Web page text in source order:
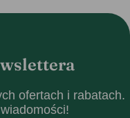
ofertach i rabatach.